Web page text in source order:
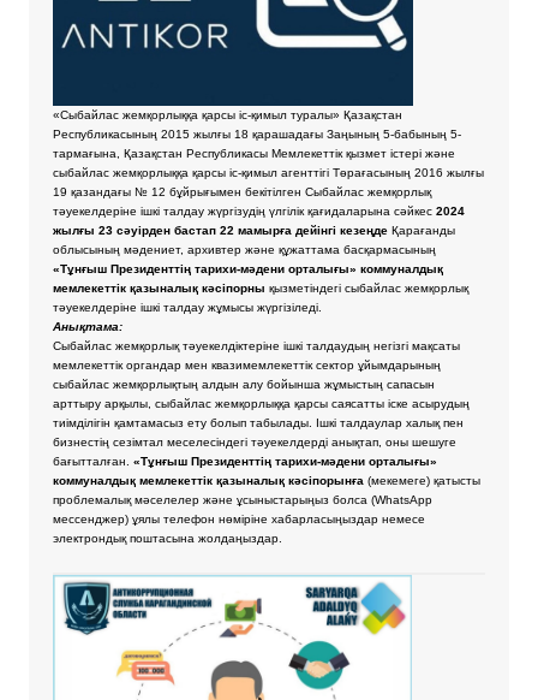
«Сыбайлас жемқорлыққа қарсы іс-қимыл туралы» Қазақстан
Республикасының 2015 жылғы 18 қарашадағы Заңының 5-бабының 5-
тармағына, Қазақстан Республикасы Мемлекеттік қызмет істері және
сыбайлас жемқорлыққа қарсы іс-қимыл агенттігі Төрағасының 2016 жылғы
19 қазандағы № 12 бұйрығымен бекітілген Сыбайлас жемқорлық
тәуекелдеріне ішкі талдау жүргізудің үлгілік қағидаларына сәйкес2024
жылғы 23 сәуірден бастап 22 мамырға дейінгі кезеңде Қарағанды
облысының мәдениет, архивтер және құжаттама басқармасының
«Тұнғыш Президенттің тарихи-мәдени орталығы» коммуналдық
мемлекеттік қазыналық кәсіпорны қызметіндегі сыбайлас жемқорлық
тәуекелдеріне ішкі талдау жұмысы жүргізіледі.
Анықтама:
Сыбайлас жемқорлық тәуекелдіктеріне ішкі талдаудың негізгі мақсаты
мемлекеттік органдар мен квазимемлекеттік сектор ұйымдарының
сыбайлас жемқорлықтың алдын алу бойынша жұмыстың сапасын
арттыру арқылы, сыбайлас жемқорлыққа қарсы саясатты іске асырудың
тиімділігін қамтамасыз ету болып табылады. Ішкі талдаулар халық пен
бизнестің сезімтал меселесіндегі тәуекелдерді анықтап, оны шешуге
бағытталған. «Тұнғыш Президенттің тарихи-мәдени орталығы»
коммуналдық мемлекеттік қазыналық кәсіпорынға (мекемеге) қатысты
проблемалық мәселелер және ұсыныстарыңыз болса (WhatsApp
мессенджер) ұялы телефон нөміріне хабарласыңыздар немесе
электрондық поштасына жолдаңыздар.